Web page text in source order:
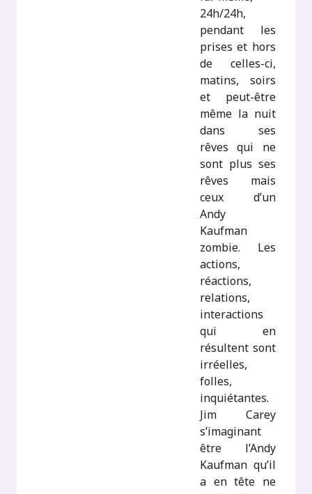
24h/24h,
pendant les
prises et hors
de celles-ci,
matins, soirs
et peut-être
même la nuit
dans ses
rêves qui ne
sont plus ses
rêves mais
ceux d’un
Andy
Kaufman
zombie. Les
actions,
réactions,
relations,
interactions
qui en
résultent sont
irréelles,
folles,
inquiétantes.
Jim Carey
s’imaginant
être l’Andy
Kaufman qu’il
a en tête ne